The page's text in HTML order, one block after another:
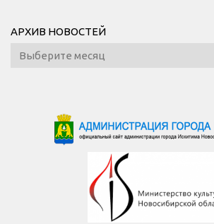
АРХИВ НОВОСТЕЙ
Архив
новостей